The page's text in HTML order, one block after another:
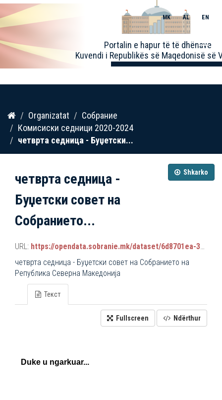
Kalo
përmbajtja
Portalin e hapur të të dhënave
Kuvendi i Republikës së Maqedonisë së
MK AL EN
Toggle
Organizatat
Собрание
Комисиски седници 2020-2024
четврта седница - Буџетски...
Shkarko
четврта седница -
Буџетски совет на
Собранието...
URL: https://opendata.sobranie.mk/dataset/6d8701ea-3a42-465d-8f88-639bc6dc1a8e/resource/6eb390db-a16f-4ad0-a163-885a4fc16bef/download/komisiski_sednici.json
четврта седница - Буџетски совет на Собранието на
Република Северна Македонија
Текст
Fullscreen Ndërthur